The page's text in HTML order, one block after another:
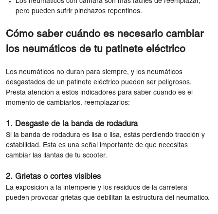
pero pueden sufrir pinchazos repentinos.
Cómo saber cuándo es necesario cambiar
los neumáticos de tu patinete eléctrico
Los neumáticos no duran para siempre, y los neumáticos
desgastados de un patinete eléctrico pueden ser peligrosos.
Presta atención a estos indicadores para saber cuándo es el
momento de cambiarlos. reemplazarlos:
1. Desgaste de la banda de rodadura
Si la banda de rodadura es lisa o lisa, estás perdiendo tracción y
estabilidad. Esta es una señal importante de que necesitas
cambiar las llantas de tu scooter.
2. Grietas o cortes visibles
La exposición a la intemperie y los residuos de la carretera
pueden provocar grietas que debilitan la estructura del neumático.